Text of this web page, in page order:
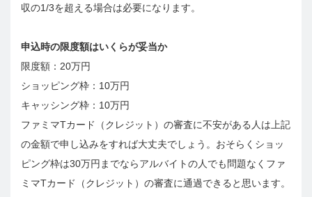
収の1/3を超える場合は必要になります。
申込時の限度額はいくらが妥当か
限度額：20万円
ショッピング枠：10万円
キャッシング枠：10万円
ファミマTカード（クレジット）の審査に不安がある人は上記
の金額で申し込みをすれば大丈夫でしょう。おそらくショッ
ピング枠は30万円までならアルバイトの人でも問題なくファ
ミマTカード（クレジット）の審査に通過できると思います。